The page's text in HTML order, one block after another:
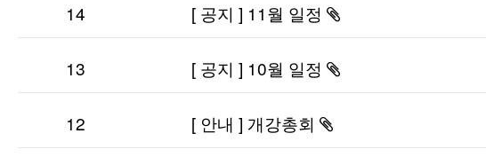
14 [ 공지 ] 11월 일정
13 [ 공지 ] 10월 일정
12 [ 안내 ] 개강총회